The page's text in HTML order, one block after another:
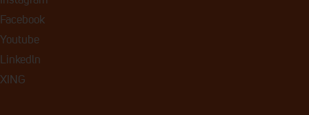
Facebook
Youtube
Linkedln
XING